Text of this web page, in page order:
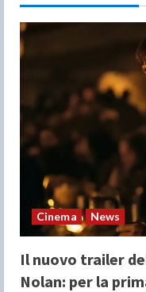
e
d
n
g
Cinema News
Il nuovo trailer
Nolan: per la